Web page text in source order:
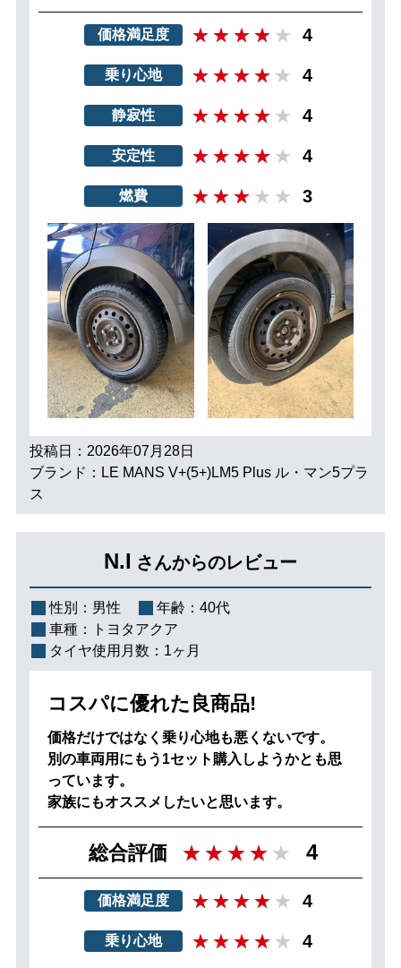
価格満足度 4
乗り心地 4
静寂性 4
安定性 4
燃費 3
投稿日：2026年07月28日
ブランド：LE MANS V+(5+)LM5 Plus ル・マン5プラ
ス
N.I さんからのレビュー
性別： 男性 年齢： 40代
車種：
トヨタアクア
タイヤ使用月数： 1ヶ月
コスパに優れた良商品!
価格だけではなく乗り心地も悪くないです。
別の車両用にもう1セット購入しようかとも思
っています。
家族にもオススメしたいと思います。
総合評価 4
価格満足度 4
乗り心地 4